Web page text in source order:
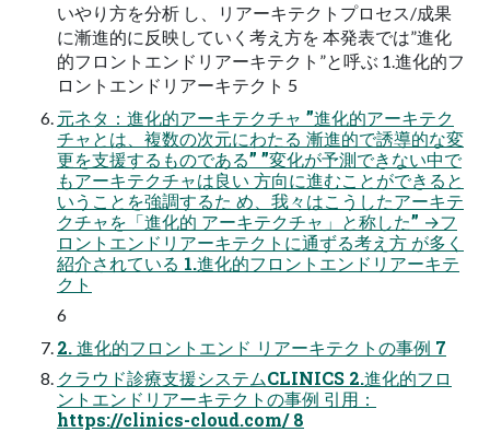
いやり方を分析 し、リアーキテクトプロセス/成果
に漸進的に反映していく考え方を 本発表では”進化
的フロントエンドリアーキテクト”と呼ぶ 1.進化的フ
ロントエンドリアーキテクト 5
元ネタ：進化的アーキテクチャ ”進化的アーキテク
チャとは、複数の次元にわたる 漸進的で誘導的な変
更を支援するものである” ”変化が予測できない中で
もアーキテクチャは良い 方向に進むことができると
いうことを強調するた め、我々はこうしたアーキテ
クチャを「進化的 アーキテクチャ」と称した” →フ
ロントエンドリアーキテクトに通ずる考え方 が多く
紹介されている 1.進化的フロントエンドリアーキテ
クト
6
2. 進化的フロントエンド リアーキテクトの事例 7
クラウド診療支援システムCLINICS 2.進化的フロ
ントエンドリアーキテクトの事例 引用：
https://clinics-cloud.com/ 8